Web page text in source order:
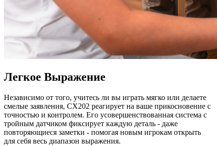
Легкое Выражение
Независимо от того, учитесь ли вы играть мягко или делаете
смелые заявления, CX202 реагирует на ваше прикосновение с
точностью и контролем. Его усовершенствованная система с
тройным датчиком фиксирует каждую деталь - даже
повторяющиеся заметки - помогая новым игрокам открыть
для себя весь диапазон выражения.